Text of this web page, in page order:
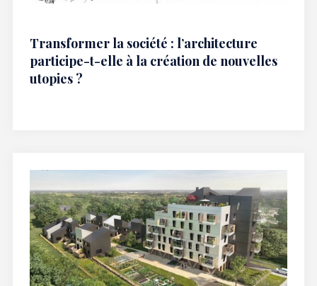
Transformer la société : l’architecture
participe-t-elle à la création de nouvelles
utopies ?